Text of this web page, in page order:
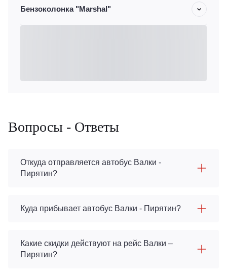
Бензоколонка "Marshal"
Вопросы - Ответы
Откуда отправляется автобус Валки -
Пирятин?
Куда прибывает автобус Валки - Пирятин?
Какие скидки действуют на рейс Валки –
Пирятин?